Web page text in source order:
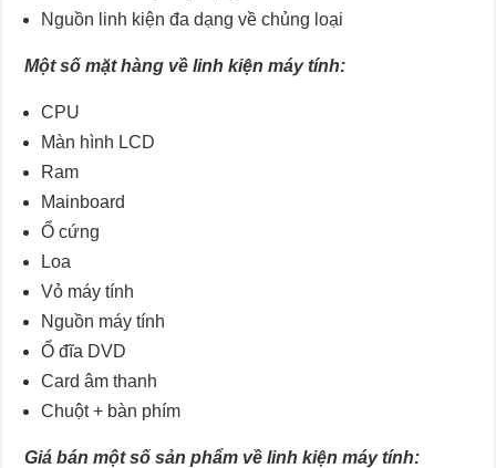
Nguồn linh kiện đa dạng về chủng loại
Một số mặt hàng về linh kiện máy tính:
CPU
Màn hình LCD
Ram
Mainboard
Ổ cứng
Loa
Vỏ máy tính
Nguồn máy tính
Ổ đĩa DVD
Card âm thanh
Chuột + bàn phím
Giá bán một số sản phẩm về linh kiện máy tính: